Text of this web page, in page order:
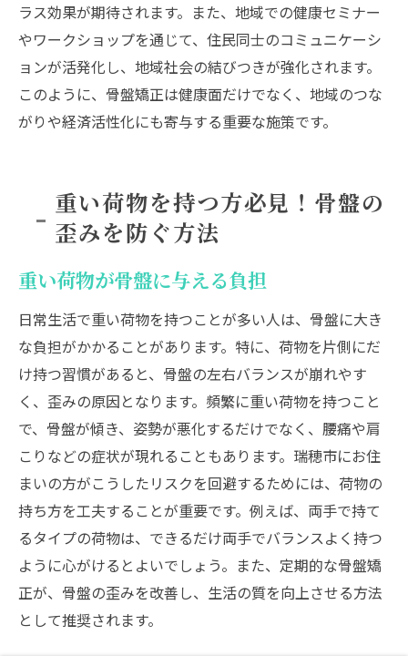
ラス効果が期待されます。また、地域での健康セミナー
やワークショップを通じて、住民同士のコミュニケーシ
ョンが活発化し、地域社会の結びつきが強化されます。
このように、骨盤矯正は健康面だけでなく、地域のつな
がりや経済活性化にも寄与する重要な施策です。
重い荷物を持つ方必見！骨盤の
歪みを防ぐ方法
重い荷物が骨盤に与える負担
日常生活で重い荷物を持つことが多い人は、骨盤に大き
な負担がかかることがあります。特に、荷物を片側にだ
け持つ習慣があると、骨盤の左右バランスが崩れやす
く、歪みの原因となります。頻繁に重い荷物を持つこと
で、骨盤が傾き、姿勢が悪化するだけでなく、腰痛や肩
こりなどの症状が現れることもあります。瑞穂市にお住
まいの方がこうしたリスクを回避するためには、荷物の
持ち方を工夫することが重要です。例えば、両手で持て
るタイプの荷物は、できるだけ両手でバランスよく持つ
ように心がけるとよいでしょう。また、定期的な骨盤矯
正が、骨盤の歪みを改善し、生活の質を向上させる方法
として推奨されます。